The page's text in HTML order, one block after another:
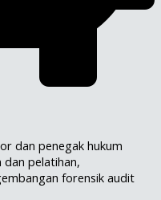
dan penegak hukum
dan pelatihan,
forensik audit